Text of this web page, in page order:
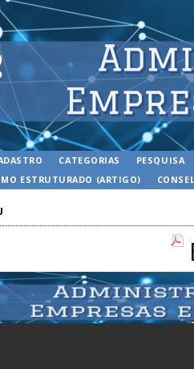
CATEGORIAS
PESQUISA
ESTRUTURADO (ARTIGO)